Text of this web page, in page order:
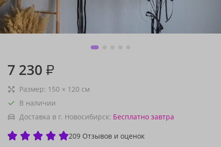
7 230 ₽
Размер: 150 × 120 см
В наличии
Доставка в г. Новосибирск: Бесплатно завтра
209 Отзывов и оценок